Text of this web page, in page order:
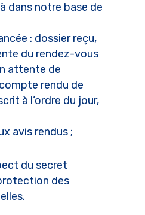
dans notre base de
: dossier reçu,
du rendez-vous
attente de
rendu de
à l’ordre du jour,
avis rendus ;
du secret
des